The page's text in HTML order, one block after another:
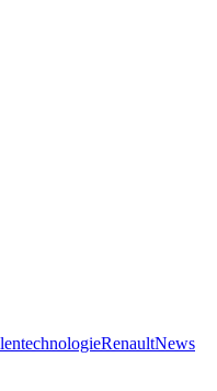
RenaultNews